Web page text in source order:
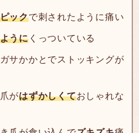
ックで刺されたように痛い
うにくっついている
サかかとでストッキングが
がはずかしくておしゃれな